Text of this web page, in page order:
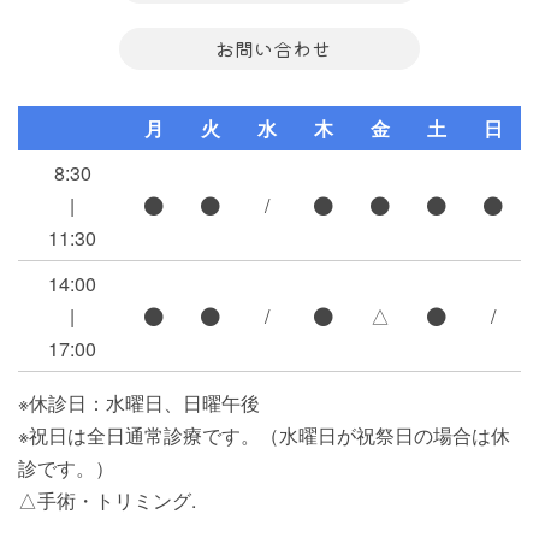
お問い合わせ
月 火 水 木 金 土
日
8:30
|
11:30
/
14:00
|
17:00
/ △ /
※休診日：水曜日、日曜午後
※祝日は全日通常診療です。（水曜日が祝祭日の場合は休
診です。）
△手術・トリミング.